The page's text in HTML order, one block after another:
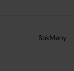
SökMeny